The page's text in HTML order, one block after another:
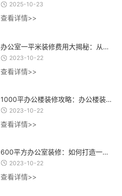
2025-10-23
查看详情>>
办公室一平米装修费用大揭秘：从设计到材料，了解每一项费用的合理估算
2023-10-22
查看详情>>
1000平办公楼装修攻略：办公楼装修设计、材料选择与施工流程全指南
2023-10-22
查看详情>>
600平方办公室装修：如何打造一个高效、舒适、创意的办公环境？
2023-10-22
查看详情>>